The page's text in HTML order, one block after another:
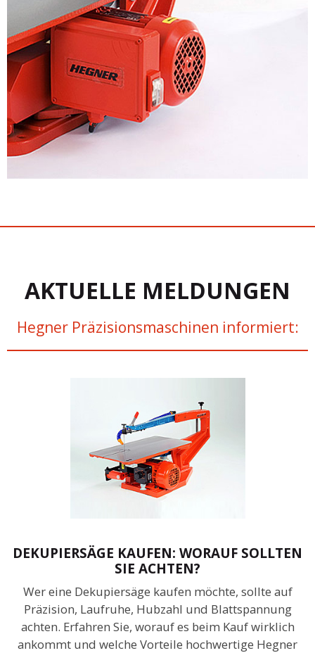
AKTUELLE MELDUNGEN
Hegner Präzisionsmaschinen informiert:
DEKUPIERSÄGE KAUFEN: WORAUF SOLLTEN
SIE ACHTEN?
Wer eine Dekupiersäge kaufen möchte, sollte auf
Präzision, Laufruhe, Hubzahl und Blattspannung
achten. Erfahren Sie, worauf es beim Kauf wirklich
ankommt und welche Vorteile hochwertige Hegner